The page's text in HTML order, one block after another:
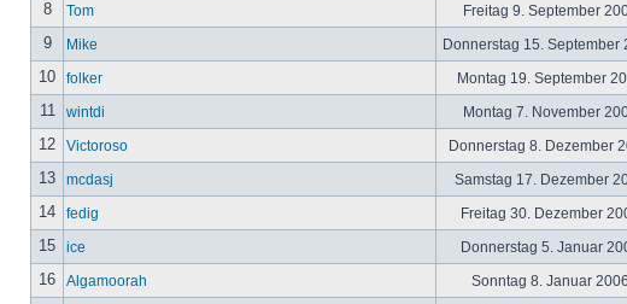
8
Tom Freitag 9. September
9
Mike Donnerstag 15. September
10
folker Montag 19. September
11
wintdi Montag 7. November
12
Victoroso Donnerstag 8. Dezember
13
mcdasj Samstag 17. Dezember
14
fedig Freitag 30. Dezember
15
ice Donnerstag 5. Januar
16
Algamoorah Sonntag 8. Januar